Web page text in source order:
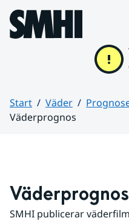
Hoppa till sidans innehåll
Start Väder
Väderprognos
Väderprognos
SMHI publicerar